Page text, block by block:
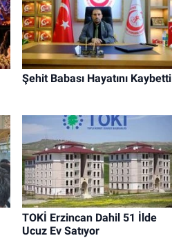
Şehit Babası Hayatını Kaybetti
TOKİ Erzincan Dahil 51 İlde
Ucuz Ev Satıyor